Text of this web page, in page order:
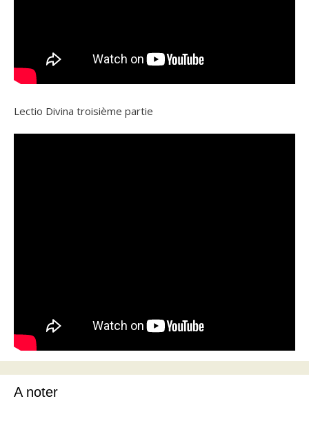
Lectio Divina troisième partie
A noter